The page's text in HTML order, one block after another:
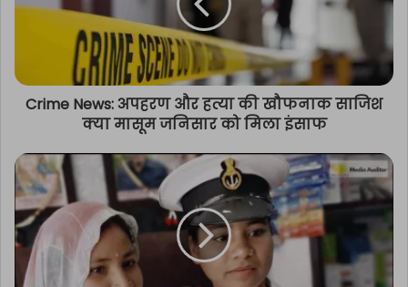
Crime News: अपहरण और हत्या की खौफनाक साजिश
क्या मासूम जनिसार को मिला इंसाफ